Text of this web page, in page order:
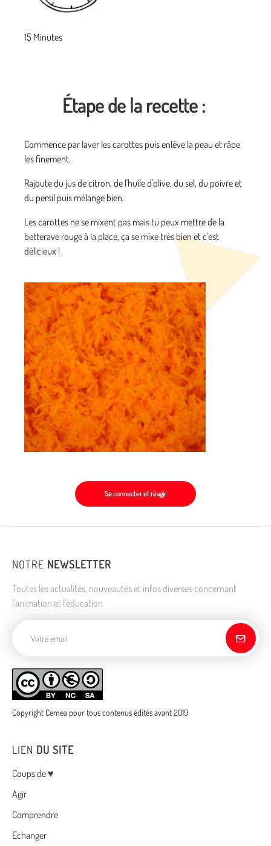
15 Minutes
Étape de la recette :
Commence par laver les carottes puis enlève la peau et râpe
les finement.
Rajoute du jus de citron, de l'huile d'olive, du sel, du poivre et
du persil puis mélange bien.
Les carottes ne se mixent pas mais tu peux mettre de la
betterave rouge à la place, ça se mixe très bien et c'est
délicieux !
Se connecter et réagir
NOTRE NEWSLETTER
Toutes les actualités, nouveautés et infos diverses concernant
l'animation et l'éducation
Copyright Cemea pour tous contenus édités avant 2019
LIEN DU SITE
Menu
Coups de ♥
Agir
Comprendre
Echanger